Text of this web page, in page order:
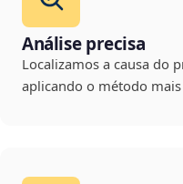
Análise precisa
Localizamos a causa do
aplicando o método